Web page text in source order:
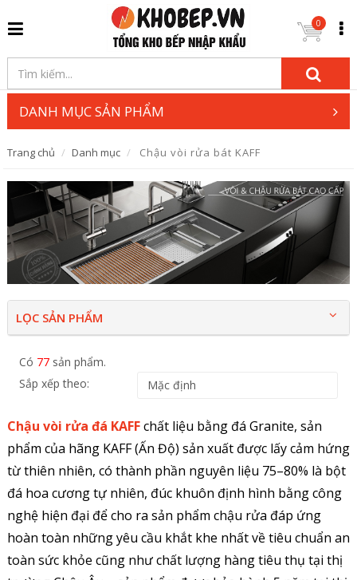
0
DANH MỤC SẢN PHẨM
Trang chủ Danh mục Chậu vòi rửa bát KAFF
LỌC SẢN PHẨM
Có 77sản phẩm.
Sắp xếp theo:
Chậu vòi rửa đá KAFFchất liệu bằng đá Granite, sản
phẩm của hãng KAFF (Ấn Độ) sản xuất được lấy cảm hứng
từ thiên nhiên, có thành phần nguyên liệu 75–80% là bột
đá hoa cương tự nhiên, đúc khuôn định hình bằng công
nghệ hiện đại để cho ra sản phẩm chậu rửa đáp ứng
hoàn toàn những yêu cầu khắt khe nhất về tiêu chuẩn an
toàn sức khỏe cũng như chất lượng hàng tiêu thụ tại thị